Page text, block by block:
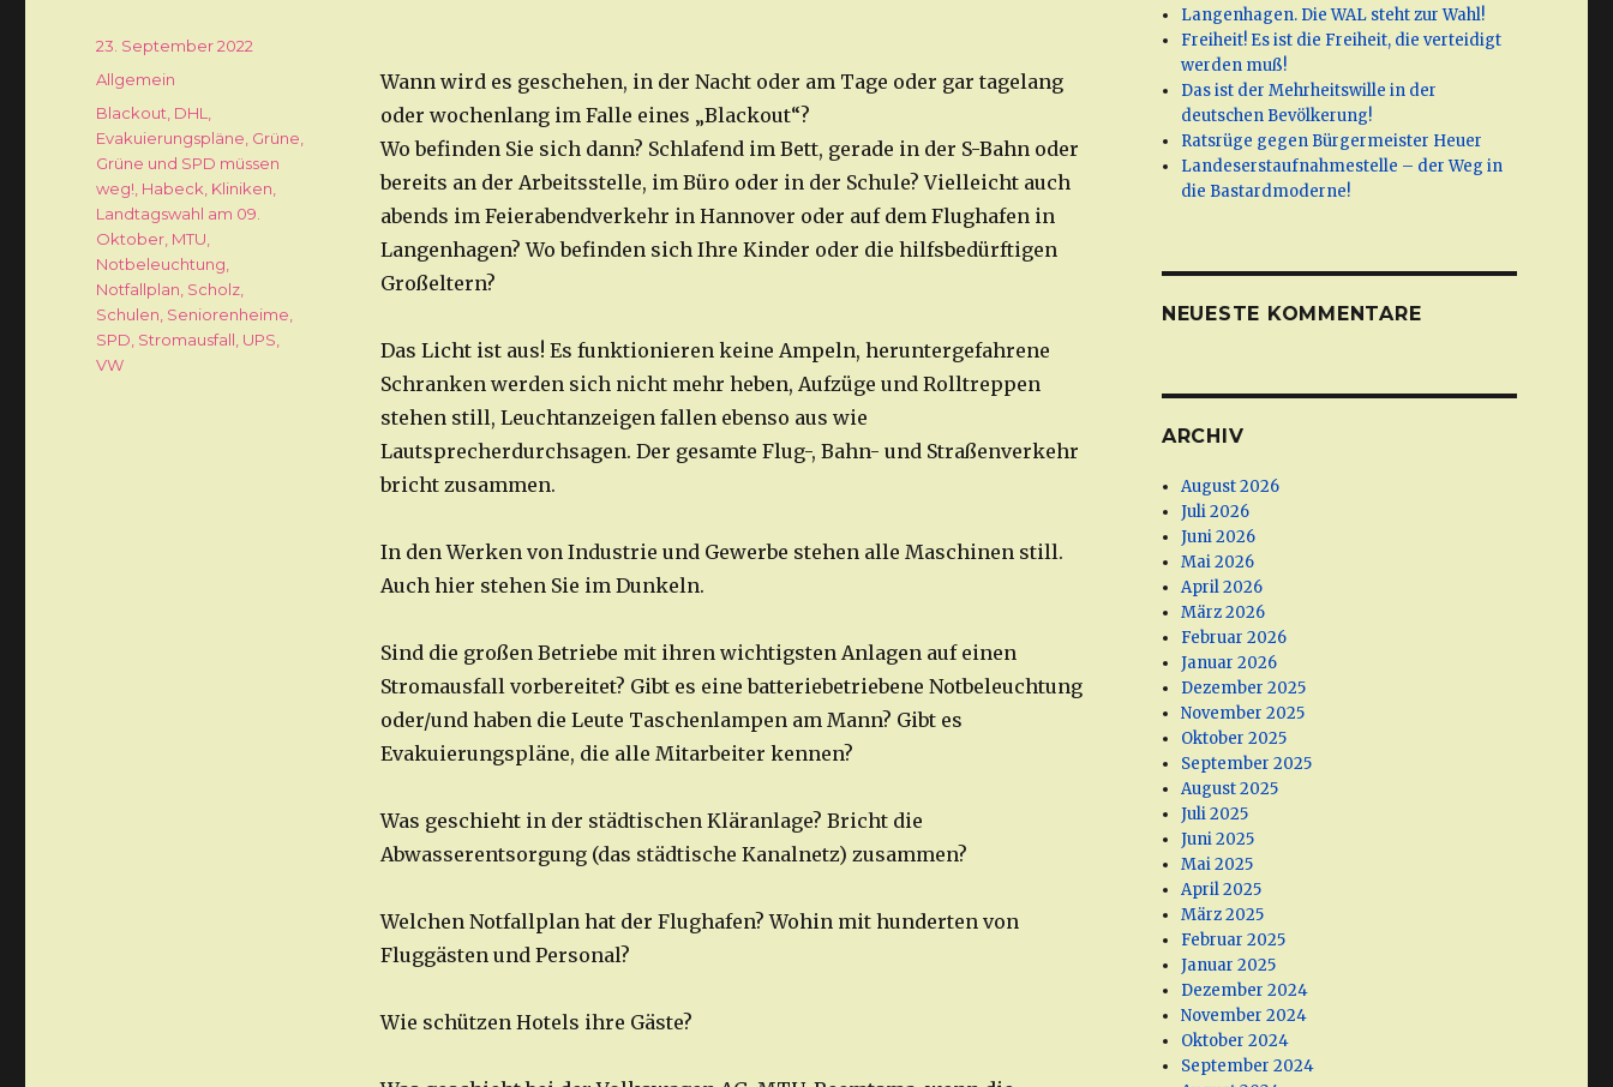
Wann wird es geschehen, in der Nacht oder am Tage oder gar tagelang
oder wochenlang im Falle eines „Blackout“?
Wo befinden Sie sich dann? Schlafend im Bett, gerade in der S-Bahn oder
bereits an der Arbeitsstelle, im Büro oder in der Schule? Vielleicht auch
abends im Feierabendverkehr in Hannover oder auf dem Flughafen in
Langenhagen? Wo befinden sich Ihre Kinder oder die hilfsbedürftigen
Großeltern?
Das Licht ist aus! Es funktionieren keine Ampeln, heruntergefahrene
Schranken werden sich nicht mehr heben, Aufzüge und Rolltreppen
stehen still, Leuchtanzeigen fallen ebenso aus wie
Lautsprecherdurchsagen. Der gesamte Flug-, Bahn- und Straßenverkehr
bricht zusammen.
In den Werken von Industrie und Gewerbe stehen alle Maschinen still.
Auch hier stehen Sie im Dunkeln.
Sind die großen Betriebe mit ihren wichtigsten Anlagen auf einen
Stromausfall vorbereitet? Gibt es eine batteriebetriebene Notbeleuchtung
oder/und haben die Leute Taschenlampen am Mann? Gibt es
Evakuierungspläne, die alle Mitarbeiter kennen?
Was geschieht in der städtischen Kläranlage? Bricht die
Abwasserentsorgung (das städtische Kanalnetz) zusammen?
Welchen Notfallplan hat der Flughafen? Wohin mit hunderten von
Fluggästen und Personal?
Wie schützen Hotels ihre Gäste?
Veröffentlicht
am
23. September 2022
Kategorien
Allgemein
Schlagwörter
Blackout DHL
Evakuierungspläne Grüne
Grüne und SPD müssen
weg! Habeck Kliniken
Landtagswahl am 09.
Oktober MTU
Notbeleuchtung
Notfallplan Scholz
Schulen Seniorenheime
SPD Stromausfall UPS
VW
Langenhagen. Die WAL steht zur Wahl!
Freiheit! Es ist die Freiheit, die verteidigt
werden muß!
Das ist der Mehrheitswille in der
deutschen Bevölkerung!
Ratsrüge gegen Bürgermeister Heuer
Landeserstaufnahmestelle – der Weg in
die Bastardmoderne!
NEUESTE KOMMENTARE
ARCHIV
August 2026
Juli 2026
Juni 2026
Mai 2026
April 2026
März 2026
Februar 2026
Januar 2026
Dezember 2025
November 2025
Oktober 2025
September 2025
August 2025
Juli 2025
Juni 2025
Mai 2025
April 2025
März 2025
Februar 2025
Januar 2025
Dezember 2024
November 2024
Oktober 2024
September 2024